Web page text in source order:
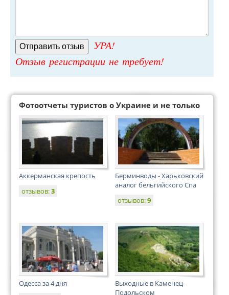
УРА!
Отзыв регистрации не требует!
Фотоотчеты туристов о Украине и не только
Аккерманская крепость
отзывов:3
Берминводы - Харьковский
аналог бельгийского Спа
отзывов:9
Одесса за 4 дня
Выходные в Каменец-
Подольском